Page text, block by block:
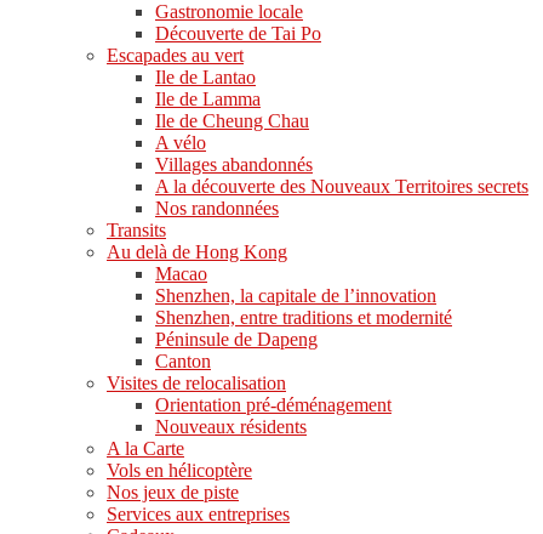
Gastronomie locale
Découverte de Tai Po
Escapades au vert
Ile de Lantao
Ile de Lamma
Ile de Cheung Chau
A vélo
Villages abandonnés
A la découverte des Nouveaux Territoires secrets
Nos randonnées
Transits
Au delà de Hong Kong
Macao
Shenzhen, la capitale de l’innovation
Shenzhen, entre traditions et modernité
Péninsule de Dapeng
Canton
Visites de relocalisation
Orientation pré-déménagement
Nouveaux résidents
A la Carte
Vols en hélicoptère
Nos jeux de piste
Services aux entreprises